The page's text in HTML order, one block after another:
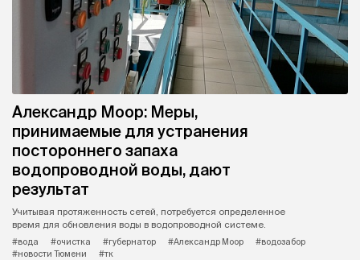
Александр Моор: Меры,
принимаемые для устранения
постороннего запаха
водопроводной воды, дают
результат
Учитывая протяженность сетей, потребуется определенное
время для обновления воды в водопроводной системе.
#вода
#очистка #губернатор #Александр Моор
#водозабор
#новости Тюмени
#тк